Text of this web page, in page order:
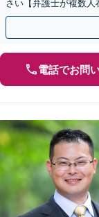
さい【弁護士が複数
返金・賠償請求をサ
電話でお問